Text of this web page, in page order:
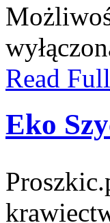
Read Full
Eko